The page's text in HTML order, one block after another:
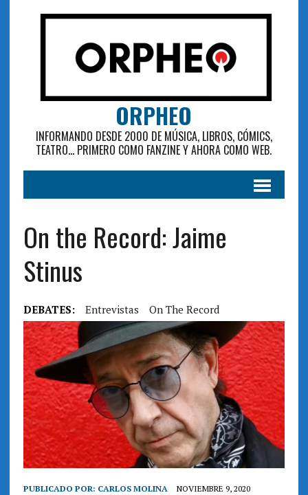
ORPHEO
INFORMANDO DESDE 2000 DE MÚSICA, LIBROS, CÓMICS,
TEATRO... PRIMERO COMO FANZINE Y AHORA COMO WEB.
On the Record: Jaime
Stinus
DEBATES: Entrevistas On The Record
PUBLICADO POR: CARLOS MOLINA NOVIEMBRE 9, 2020